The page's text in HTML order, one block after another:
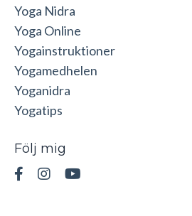
Yoga Nidra
Yoga Online
Yogainstruktioner
Yogamedhelen
Yoganidra
Yogatips
Följ mig